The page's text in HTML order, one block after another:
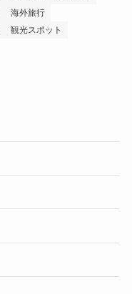
海外旅行
観光スポット